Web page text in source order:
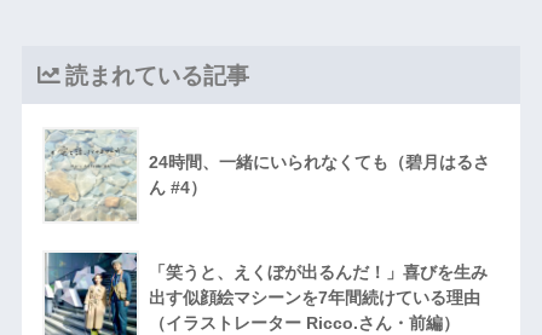
読まれている記事
24時間、一緒にいられなくても（碧月はるさ
ん #4）
「笑うと、えくぼが出るんだ！」喜びを生み
出す似顔絵マシーンを7年間続けている理由
（イラストレーター Ricco.さん・前編）